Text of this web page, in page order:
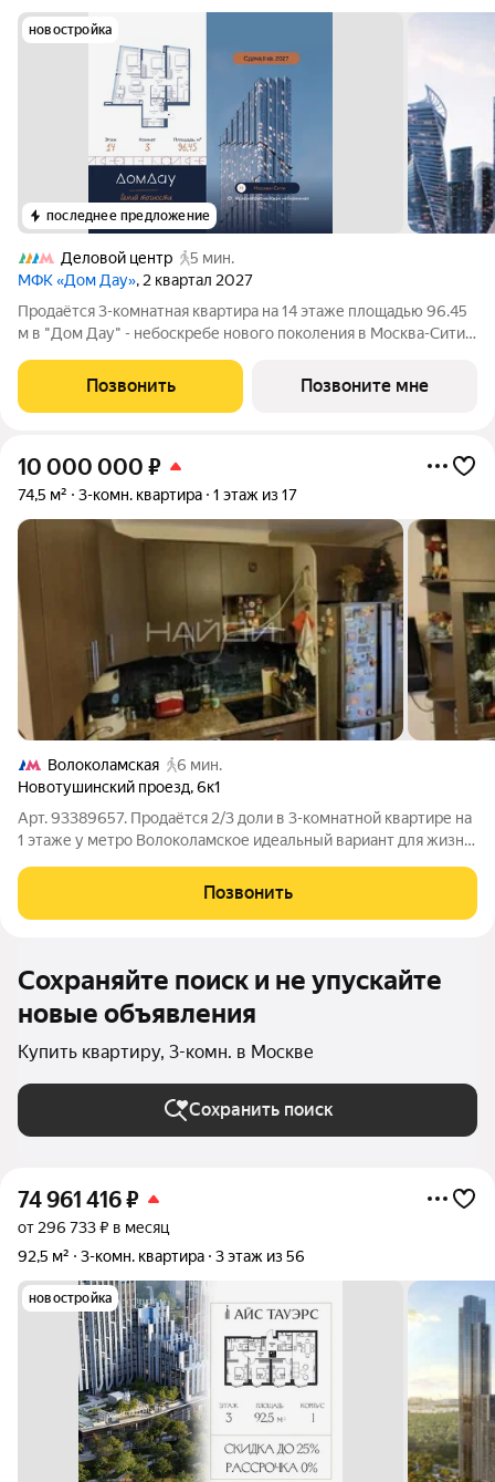
новостройка
последнее предложение
Деловой центр
5 мин.
МФК «Дом Дау», 2 квартал 2027
Прoдаётся 3-кoмнaтнaя квартира на 14 этаже площадью 96.45
м в "Дом Дау" - небоскребе нового поколения в Москва-Сити.
нeбocкpeб, рacпoложeнный в самoм сердце делoвoй столицы
Pоccии. Это больше, чeм
Позвонить Позвоните мне
10 000 000 ₽
74,5 м² 3-комн. квартира 1 этаж из 17
Волоколамская
6 мин.
Новотушинский проезд,6к1
Арт. 93389657. Продаётся 2/3 доли в 3-комнатной квартире на
1 этаже у метро Волоколамское идеальный вариант для жизни
-Просторные изолированные комнаты: 14 м + 14 м + 17.9 м -
Кухня:10.1 м -
Позвонить
Сохраняйте поиск и не упускайте
новые объявления
Купить квартиру, 3-комн. в Москве
Сохранить поиск
74 961 416₽
от 296 733 ₽ в месяц
92,5 м²
3-комн. квартира 3 этаж из 56
новостройка